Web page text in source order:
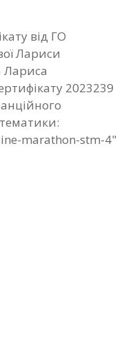
від ГО
Лариси
Лариса
2023239
marathon-stm-4"